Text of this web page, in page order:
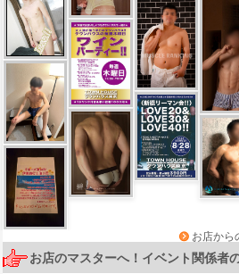
お店から
お店のマスターへ！イベント関係者